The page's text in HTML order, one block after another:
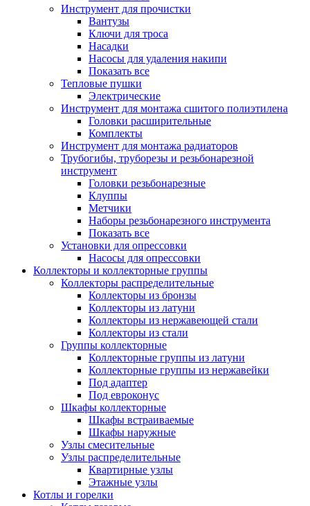
Инструмент для прочистки
Вантузы
Ключи для троса
Насадки
Насосы для удаления накипи
Показать все
Тепловые пушки
Электрические
Инструмент для монтажа сшитого полиэтилена
Головки расширительные
Комплекты
Инструмент для монтажа радиаторов
Трубогибы, труборезы и резьбонарезной
инструмент
Головки резьбонарезные
Клуппы
Метчики
Наборы резьбонарезного инструмента
Показать все
Установки для опрессовки
Насосы для опрессовки
Коллекторы и коллекторные группы
Коллекторы распределительные
Коллекторы из бронзы
Коллекторы из латуни
Коллекторы из нержавеющей стали
Коллекторы из стали
Группы коллекторные
Коллекторные группы из латуни
Коллекторные группы из нержавейки
Под адаптер
Под евроконус
Шкафы коллекторные
Шкафы встраиваемые
Шкафы наружные
Узлы смесительные
Узлы распределительные
Квартирные узлы
Этажные узлы
Котлы и горелки